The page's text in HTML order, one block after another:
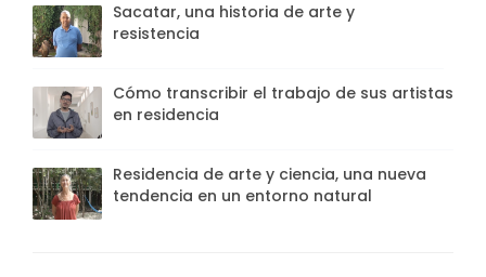
Sacatar, una historia de arte y
resistencia
Cómo transcribir el trabajo de sus artistas
en residencia
Residencia de arte y ciencia, una nueva
tendencia en un entorno natural